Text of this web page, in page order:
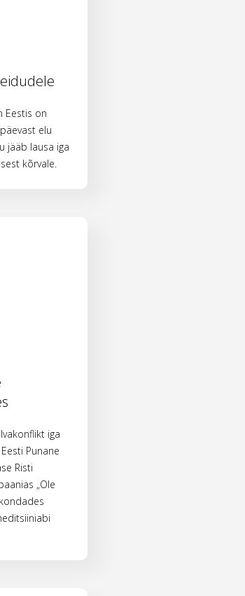
Eestis on
elu
jääb lausa iga
kõrvale.
iga
Punane
Risti
„Ole